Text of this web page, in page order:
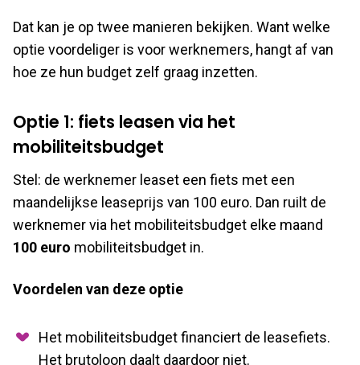
Dat kan je op twee manieren bekijken. Want welke
optie voordeliger is voor werknemers, hangt af van
hoe ze hun budget zelf graag inzetten.
Optie 1: fiets leasen via het
mobiliteitsbudget
Stel: de werknemer leaset een fiets met een
maandelijkse leaseprijs van 100 euro. Dan ruilt de
werknemer via het mobiliteitsbudget elke maand
100 euro mobiliteitsbudget in.
Voordelen van deze optie
Het mobiliteitsbudget financiert de leasefiets.
Het brutoloon daalt daardoor niet.